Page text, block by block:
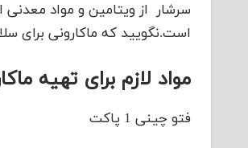
سرشار از ویتامین و مواد
است.نگویید که ماکارونی برای
مواد لازم برای تهیه
فتو چینی 1 پاکت